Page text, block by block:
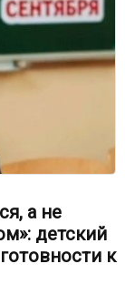
а не
детский
к